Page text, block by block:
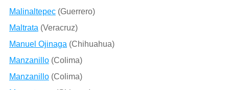
Malinaltepec(Guerrero)
Maltrata (Veracruz)
Manuel Ojinaga (Chihuahua)
Manzanillo(Colima)
Manzanillo(Colima)